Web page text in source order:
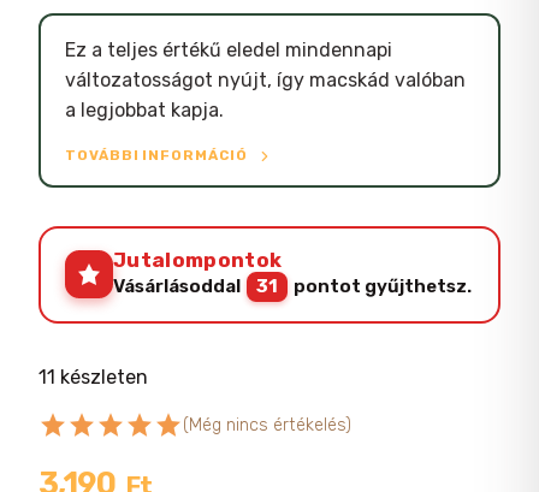
starstarstarstarstar(Még nincs értékelés)
3,190 Ft
Ez a teljes értékű eledel mindennapi
változatosságot nyújt, így macskád valóban
a legjobbat kapja.
TOVÁBBI INFORMÁCIÓ
Jutalompontok
Vásárlásoddal 31 pontot gyűjthetsz.
11 készleten